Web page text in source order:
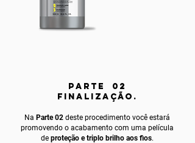
PARTE 02
FINALIZAÇÃO.
Na Parte 02 deste procedimento você estará
promovendo o acabamento com uma película
de proteção e triplo brilho aos fios.